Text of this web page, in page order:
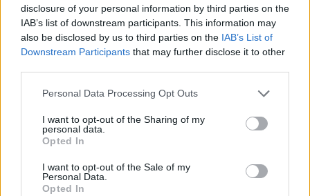
disclosure of your personal information by third parties on the
IAB’s list of downstream participants. This information may
also be disclosed by us to third parties on the IAB’s List of
Downstream Participants that may further disclose it to other
Please note that this website/app uses one or more Google
not limited to your visit or usage behaviour. You may click to
grant or deny consent to Google and its third-party tags to
use your data for below specified purposes in below Google
consent section.
Personal Data Processing Opt Outs
I want to opt-out of the Sharing of my
personal data.
Opted In
I want to opt-out of the Sale of my
Personal Data.
Opted In